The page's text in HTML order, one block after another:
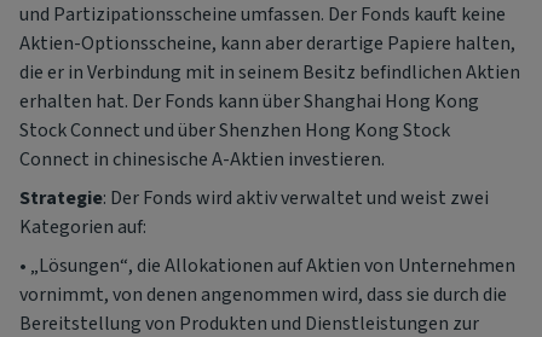
und Partizipationsscheine umfassen. Der Fonds kauft keine
Aktien-Optionsscheine, kann aber derartige Papiere halten,
die er in Verbindung mit in seinem Besitz befindlichen Aktien
erhalten hat. Der Fonds kann über Shanghai Hong Kong
Stock Connect und über Shenzhen Hong Kong Stock
Connect in chinesische A-Aktien investieren.
Strategie: Der Fonds wird aktiv verwaltet und weist zwei
Kategorien auf:
• „Lösungen“, die Allokationen auf Aktien von Unternehmen
vornimmt, von denen angenommen wird, dass sie durch die
Bereitstellung von Produkten und Dienstleistungen zur